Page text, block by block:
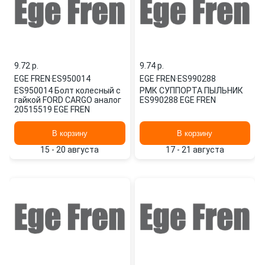
9.72 p.
EGE FREN·ES950014
ES950014 Болт колесный с
гайкой FORD CARGO аналог
20515519 EGE FREN
В корзину
15 - 20 августа
9.74 p.
EGE FREN·ES990288
РМК СУППОРТА ПЫЛЬНИК
ES990288 EGE FREN
В корзину
17 - 21 августа